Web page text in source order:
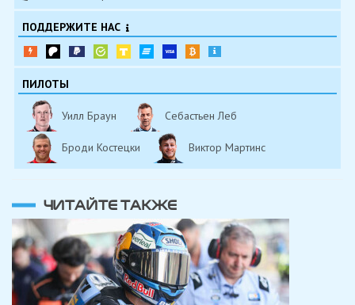
ПОДДЕРЖИТЕ НАС
ПИЛОТЫ
Уилл Браун Себастьен Леб
Броди Костецки Виктор Мартинс
ЧИТАЙТЕ ТАКЖЕ